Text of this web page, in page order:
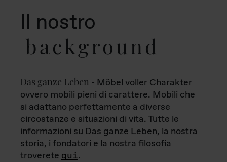
Il nostro
background
Das ganze Leben - Möbel voller Charakter
ovvero mobili pieni di carattere. Mobili che
si adattano perfettamente a diverse
circostanze e situazioni di vita. Tutte le
informazioni su Das ganze Leben, la nostra
storia, i fondatori e la nostra filosofia
troverete qui.